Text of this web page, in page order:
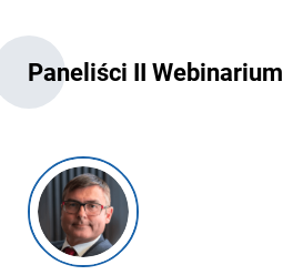
Paneliści II Webinarium